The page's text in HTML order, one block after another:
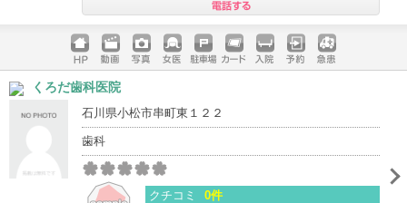
ホームペ
ージ
動画 写真 女医 駐車場
クレジッ
入院 予約 急患
くろだ歯科医院
石川県小松市串町東１２２
歯科
クチコミ
0件